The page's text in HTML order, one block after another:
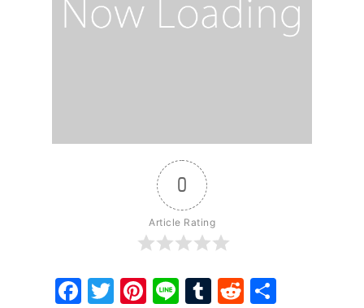
0
Article Rating
Facebook
Twitter
Pinterest
LineTumblr
Reddit